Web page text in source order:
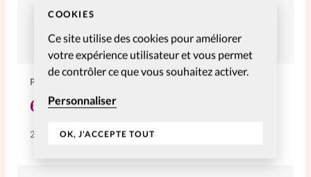
COOKIES
Ce site utilise des cookies pour améliorer
votre expérience utilisateur et vous permet
de contrôler ce que vous souhaitez activer.
Personnaliser
OK, J'ACCEPTE TOUT
PERSONNELLES
6 simple …de faire le ménage
27 Juin 2022